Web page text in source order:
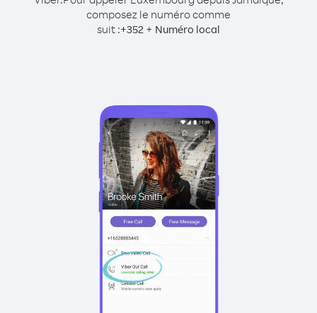
composez le numéro comme
suit :+352 + Numéro local